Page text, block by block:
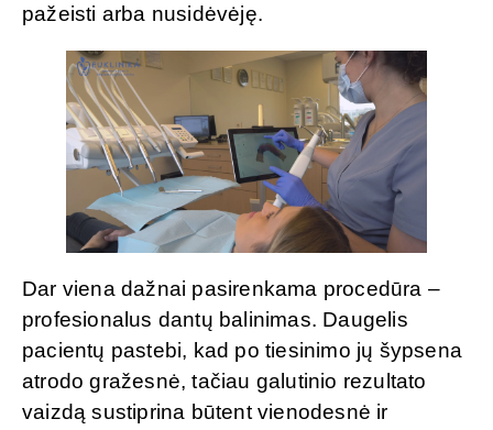
pažeisti arba nusidėvėję.
Dar viena dažnai pasirenkama procedūra –
profesionalus dantų balinimas. Daugelis
pacientų pastebi, kad po tiesinimo jų šypsena
atrodo gražesnė, tačiau galutinio rezultato
vaizdą sustiprina būtent vienodesnė ir